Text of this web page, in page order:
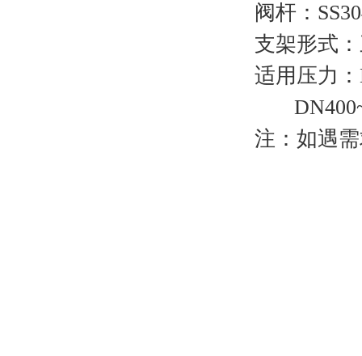
阀杆：
支架形式
适用压
注：如遇